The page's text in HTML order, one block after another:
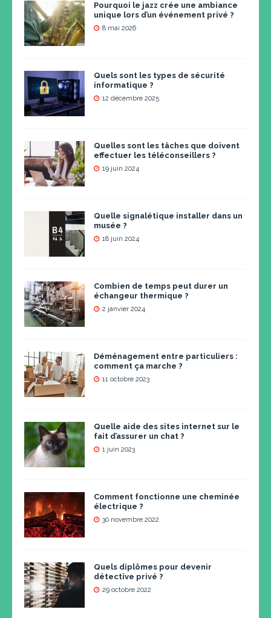
Pourquoi le jazz crée une ambiance
unique lors d’un événement privé ?
8 mai 2026
Quels sont les types de sécurité
informatique ?
12 décembre 2025
Quelles sont les tâches que doivent
effectuer les téléconseillers ?
19 juin 2024
Quelle signalétique installer dans un
musée ?
18 juin 2024
Combien de temps peut durer un
échangeur thermique ?
2 janvier 2024
Déménagement entre particuliers :
comment ça marche ?
11 octobre 2023
Quelle aide des sites internet sur le
fait d’assurer un chat ?
1 juin 2023
Comment fonctionne une cheminée
électrique ?
30 novembre 2022
Quels diplômes pour devenir
détective privé ?
29 octobre 2022